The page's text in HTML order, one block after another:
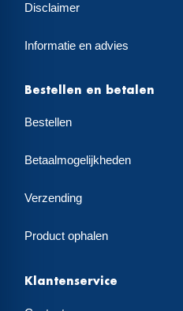
Disclaimer
Informatie en advies
Bestellen en betalen
Bestellen
Betaalmogelijkheden
Verzending
Product ophalen
Klantenservice